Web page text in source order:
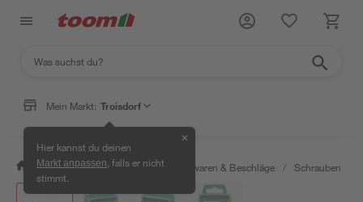
Mein Markt: Troisdorf
Hier kannst du deinen
Markt anpassen , falls er nicht
stimmt.
✕
/ Werkstatt & Maschinen / Eisenwaren & Beschläge / Schrauben